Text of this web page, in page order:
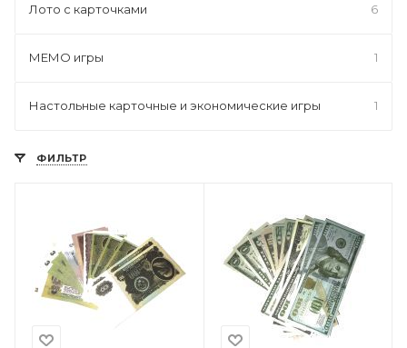
Лото с карточками 6
МЕМО игры 1
Настольные карточные и экономические игры 1
ФИЛЬТР